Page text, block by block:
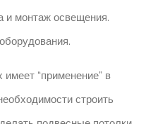
и монтаж освещения.
“применение” в
строить